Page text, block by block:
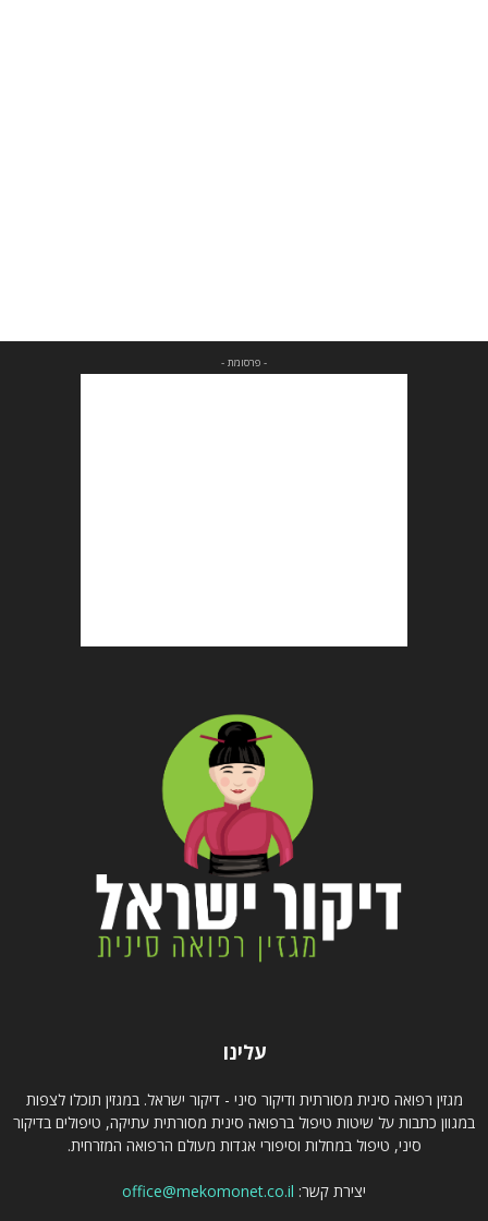
- פרסומת -
עלינו
מגזין רפואה סינית מסורתית ודיקור סיני - דיקור ישראל. במגזין תוכלו לצפות
במגוון כתבות על שיטות טיפול ברפואה סינית מסורתית עתיקה, טיפולים בדיקור
סיני, טיפול במחלות וסיפורי אגדות מעולם הרפואה המזרחית.
יצירת קשר: office@mekomonet.co.il